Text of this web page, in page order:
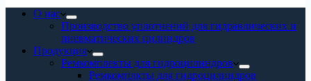
О нас
Производство уплотнений для гидравлических и
пневматических цилиндров
Продукция
Ремкомплекты для гидроцилиндров
Ремкомплкты для гидроцилиндров